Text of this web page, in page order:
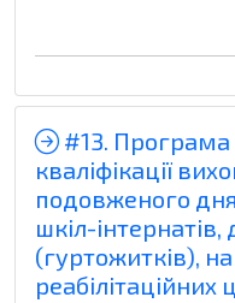
#13.
кваліфікації
подовженого
шкіл-
(гуртожитків),
реабілітаційних